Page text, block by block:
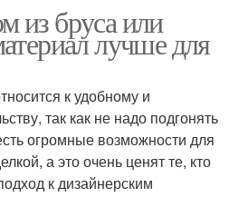
из бруса или
лучше для
к удобному и
так как не надо подгонять
огромные возможности для
а это очень ценят те, кто
к дизайнерским